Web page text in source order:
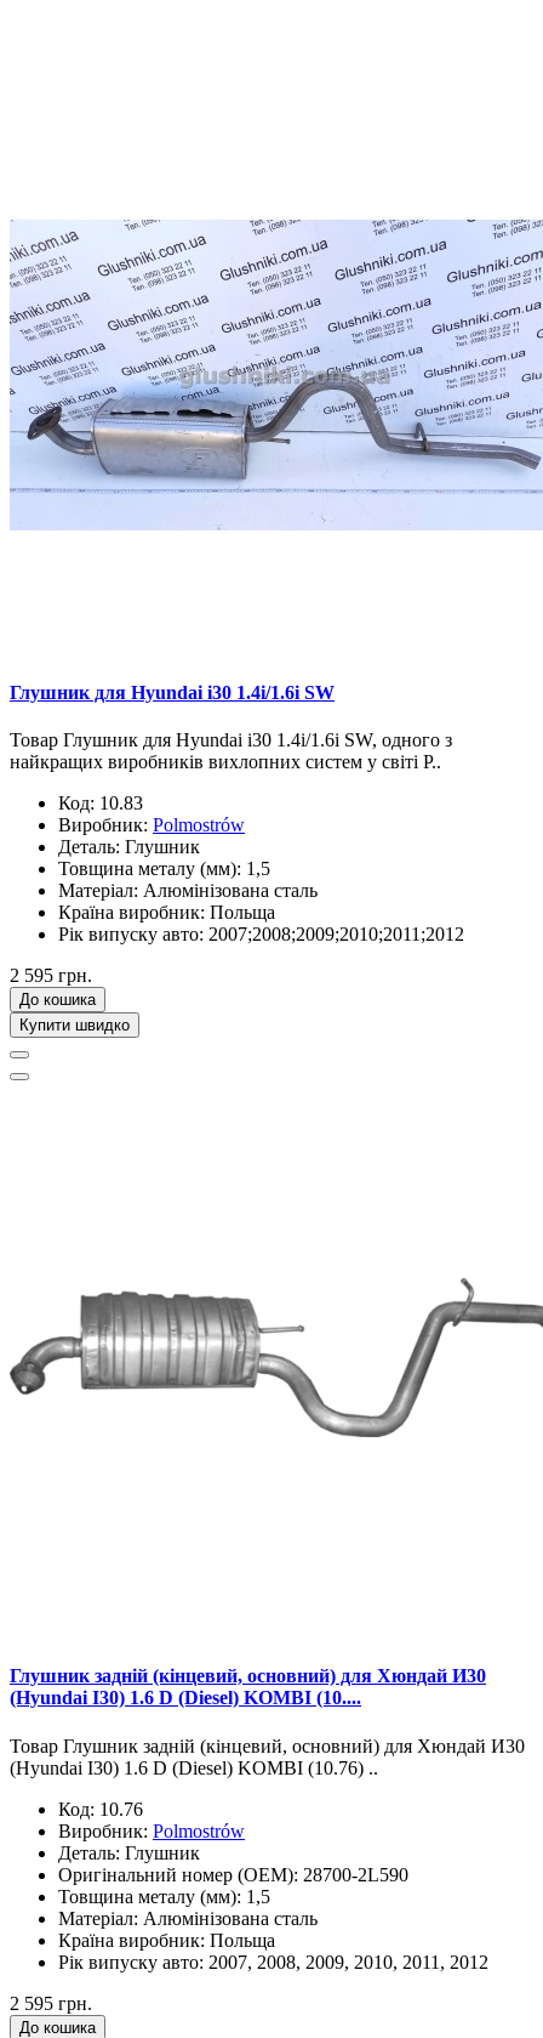
Глушник для Hyundai i30 1.4i/1.6i SW
Товар Глушник для Hyundai i30 1.4i/1.6i SW, одного з
найкращих виробників вихлопних систем у світі P..
Код: 10.83
Виробник: Polmostrów
Деталь: Глушник
Товщина металу (мм): 1,5
Матеріал: Алюмінізована сталь
Країна виробник: Польща
Рік випуску авто: 2007;2008;2009;2010;2011;2012
2 595 грн.
До кошика
Купити швидко
Глушник задній (кінцевий, основний) для Хюндай И30
(Hyundai I30) 1.6 D (Diesel) KOMBI (10....
Товар Глушник задній (кінцевий, основний) для Хюндай И30
(Hyundai I30) 1.6 D (Diesel) KOMBI (10.76) ..
Код: 10.76
Виробник: Polmostrów
Деталь: Глушник
Оригінальний номер (OEM): 28700-2L590
Товщина металу (мм): 1,5
Матеріал: Алюмінізована сталь
Країна виробник: Польща
Рік випуску авто: 2007, 2008, 2009, 2010, 2011, 2012
2 595 грн.
До кошика